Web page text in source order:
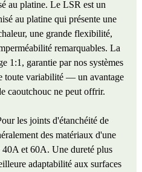
au platine. Le LSR est un
au platine qui présente une
une grande flexibilité,
remarquables. La
1:1, garantie par nos systèmes
toute variabilité — un avantage
caoutchouc ne peut offrir.
les joints d'étanchéité de
des matériaux d'une
40A et 60A. Une dureté plus
adaptabilité aux surfaces